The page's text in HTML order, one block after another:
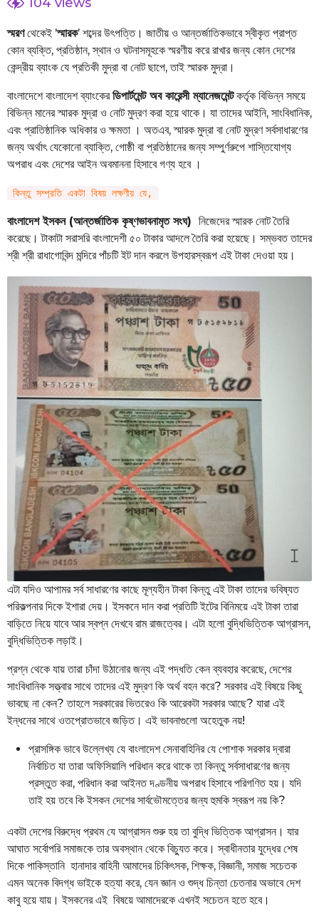
a
r
s
g
o
s
a
g
স্মরণথেকেই ’স্মারক’ শব্দের উৎপত্তি। জাতীয় ও আন্তর্জাতিকভাবে স্বীকৃত প্রাপ্ত
কোন ব্যক্তি, প্রতিষ্ঠান, স্থান ও ঘটনাসমূহকে স্মরণীয় করে রাখার জন্য কোন দেশের
কেন্দ্রীয় ব্যাংক যে প্রতিকী মুদ্রা বা নোট ছাপে, তাই স্মারক মুদ্রা।
বাংলাদেশে বাংলাদেশ ব্যাংকেরডিপার্টমেন্ট অব কারেন্সী ম্যানেজমেন্টকর্তৃক বিভিন্ন সময়ে
বিভিন্ন মানের স্মারক মুদ্রা ও নোট মুদ্রণ করা হয়ে থাকে। যা তাদের আইনি, সাংবিধানিক,
এবং প্রাতিষ্ঠানিক অধিকার ও ক্ষমতা । অতএব, স্মারক মুদ্রা বা নোট মুদ্রণ সর্বসাধারণের
জন্য অর্থাৎ যেকোনো ব্যাক্তি, গোষ্ঠী বা প্রতিষ্ঠানের জন্য সম্পুর্ণরুপে শাস্তিযোগ্য
অপরাধ এবং দেশের আইন অবমাননা হিসাবে গণ্য হবে ।
কিন্তু সম্প্রতি একটা বিষয় লক্ষণীয় যে,
বাংলাদেশ ইসকন (আন্তর্জাতিক কৃষ্ণভাবনামৃত সংঘ) নিজেদের স্মারক নোট তৈরি
করেছে। টাকাটা সরাসরি বাংলাদেশী ৫০ টাকার আদলে তৈরি করা হয়েছে। সম্ভবত তাদের
শ্রী শ্রী রাধাগোবিন্দ মন্দিরে পাঁচটি ইট দান করলে উপহারস্বরূপ এই টাকা দেওয়া হয়।
এটা যদিও আপামর সর্ব সাধারণের কাছে মূল্যহীন টাকা কিন্তু এই টাকা তাদের ভবিষ্যত
পরিকল্পনার দিকে ইশারা দেয়। ইসকনে দান করা প্রতিটি ইটের বিনিময়ে এই টাকা তারা
বাড়িতে নিয়ে যাবে আর স্বপ্ন দেখবে রাম রাজত্বের। এটা হলো বুদ্ধিভিত্তিক আগ্রাসন,
বুদ্ধিভিত্তিক লড়াই।
প্রশ্ন থেকে যায় তারা চাঁদা উঠানোর জন্য এই পদ্ধতি কেন ব্যবহার করেছে, দেশের
সাংবিধানিক সত্ত্বার সাথে তাদের এই মুদ্রণ কি অর্থ বহন করে? সরকার এই বিষয়ে কিছু
ভাবছে না কেন? তাহলে সরকারের ভিতরেও কি আরেকটা সরকার আছে? যারা এই
ইন্ধনের সাথে ওতপ্রোতভাবে জড়িত। এই ভাবনাগুলো অহেতুক নয়!
প্রাসঙ্গিক ভাবে উল্লেখ্য যে বাংলাদেশ সেনাবাহিনির যে পোশাক সরকার দ্বারা
নির্বাচিত যা তারা অফিসিয়ালি পরিধান করে থাকে তা কিন্তু সর্বসাধারণের জন্য
প্রস্তুত করা, পরিধান করা আইনত দণ্ডনীয় অপরাধ হিসাবে পরিগণিত হয়। যদি
তাই হয় তবে কি ইসকন দেশের সার্বভৌমত্তের জন্য হুমকি স্বরূপ নয় কি?
একটা দেশের বিরুদ্ধে প্রথম যে আগ্রাসন শুরু হয় তা বুদ্ধি ভিত্তিক আগ্রাসন। যার
আঘাত সর্বোপরি সমাজকে তার অবস্থান থেকে বিচ্যুত করে। স্বাধীনতার যুদ্ধের শেষ
দিকে পাকিস্তানি হানাদার বাহিনী আমাদের চিকিৎসক, শিক্ষক, বিজ্ঞানী, সমাজ সচেতক
এমন অনেক বিদগ্ধ ভাইকে হত্যা করে, যেন জ্ঞান ও শুদ্ধ চিন্তা চেতনার অভাবে দেশ
কাবু হয়ে যায়। ইসকনের এই বিষয়ে আমাদেরকে এখনই সচেতন হতে হবে।